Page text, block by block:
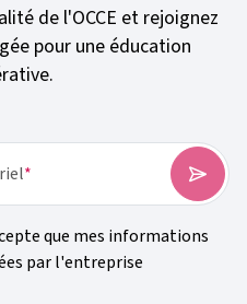
de l'OCCE et rejoignez
pour une éducation
que mes informations
par l'entreprise